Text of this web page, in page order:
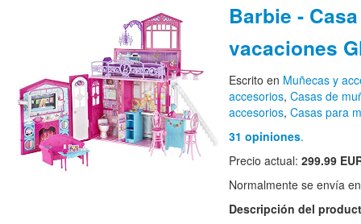
Barbie -
vacaciones
Escrito en Muñecas y
accesorios, Casas de
accesorios, Casas para
31 opiniones.
Precio actual: 299.99
Normalmente se envía
Descripción del